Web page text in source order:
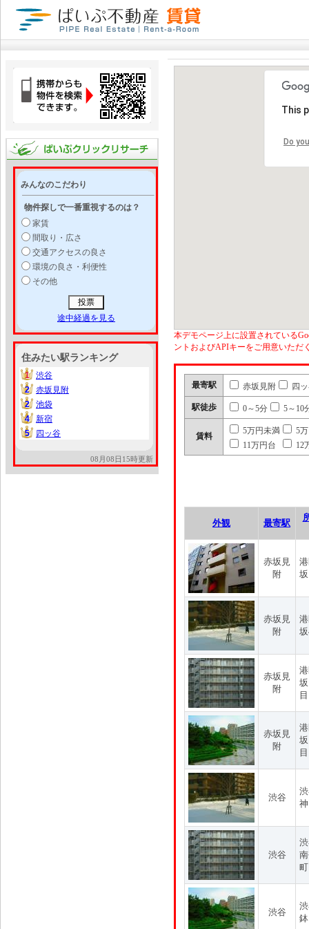
みんなのこだわり
物件探しで一番重視するのは？
家賃
間取り・広さ
交通アクセスの良さ
環境の良さ・利便性
その他
途中経過を見る
住みたい駅ランキング
1
1
渋谷
2
2
赤坂見附
2
2
池袋
4
4
新宿
5
5 四ッ谷
08月08日15時更新
This
Do
本デモページ上に設置されている
ントおよびAPIキーをご用意いただ
最寄駅 赤坂見附 四
駅徒歩 0～5分 5～10
賃料
5万円未満
5
11万円台
12
外観 最寄駅
赤坂見
附
赤坂見
附
赤坂見
附
目
赤坂見
附
目
渋谷
渋谷
渋谷